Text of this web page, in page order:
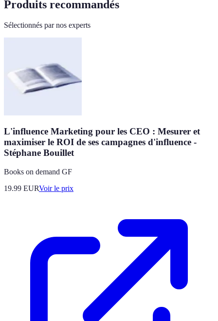
Produits recommandés
Sélectionnés par nos experts
L'influence Marketing pour les CEO : Mesurer et
maximiser le ROI de ses campagnes d'influence -
Stéphane Bouillet
Books on demand GF
19.99 EURVoir le prix